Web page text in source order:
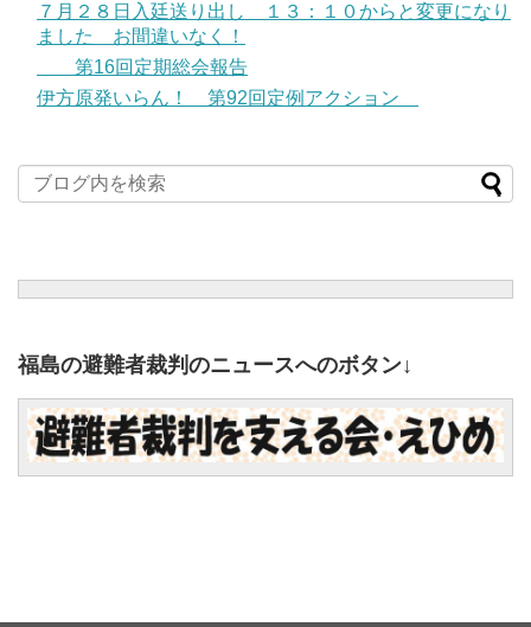
７月２８日入廷送り出し １３：１０からと変更になり
ました お間違いなく！
第16回定期総会報告
伊方原発いらん！ 第92回定例アクション
福島の避難者裁判のニュースへのボタン↓